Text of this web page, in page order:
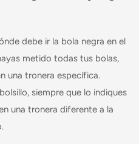
debe ir la bola negra en el
metido todas tus bolas,
una tronera específica.
siempre que lo indiques
una tronera diferente a la